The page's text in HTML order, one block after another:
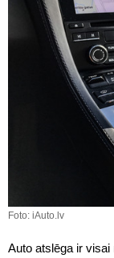
Foto: iAuto.lv
Auto atslēga ir